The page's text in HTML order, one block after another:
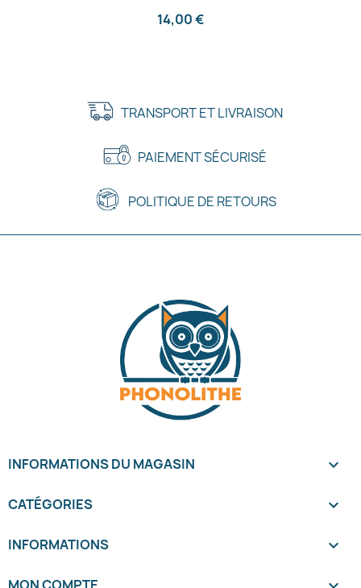
14,00 €
TRANSPORT ET LIVRAISON
PAIEMENT SÉCURISÉ
POLITIQUE DE RETOURS
INFORMATIONS DU MAGASIN keyboard_arrow_down
CATÉGORIES 
INFORMATIONS 